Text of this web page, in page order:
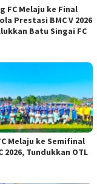
FC Melaju ke Final
Prestasi BMC V 2026
Batu Singai FC
Melaju ke Semifinal
2026, Tundukkan OTL